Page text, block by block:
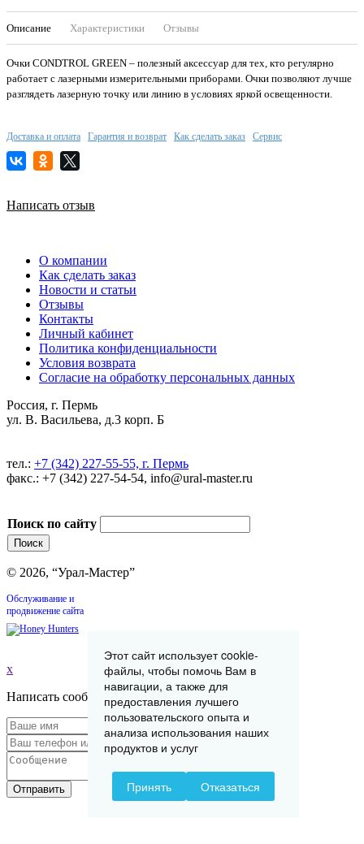
Описание Характеристики Отзывы
Очки CONDTROL GREEN – полезный аксессуар для тех, кто регулярно
работает с лазерными измерительными приборами. Очки позволяют лучше
разглядеть лазерную точку или линию в условиях яркой освещенности.
Доставка и оплата Гарантия и возврат Как сделать заказ Сервис
Написать отзыв
О компании
Как сделать заказ
Новости и статьи
Отзывы
Контакты
Личный кабинет
Политика конфиденциальности
Условия возврата
Согласие на обработку персональных данных
Россия, г. Пермь
ул. В. Васильева, д.3 корп. Б
тел.: +7 (342) 227-55-55, г. Пермь
факс.: +7 (342) 227-54-54, info@ural-master.ru
Поиск по сайту
© 2026, “Урал-Мастер”
Обслуживание и
продвижение сайта
x
Написать сообщение
Отправить
Этот сайт использует cookie-
файлы, чтобы помочь Вам в
навигации, а также для
предоставления лучшего
пользовательского опыта и
анализа использования наших
продуктов и услуг
Принять Отказаться